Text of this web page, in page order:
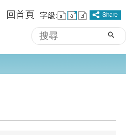
回首頁 字級:
搜
尋
進階搜尋